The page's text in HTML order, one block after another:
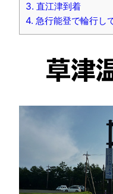
3. 直江津到着
4. 急行能登で輪行し
草津